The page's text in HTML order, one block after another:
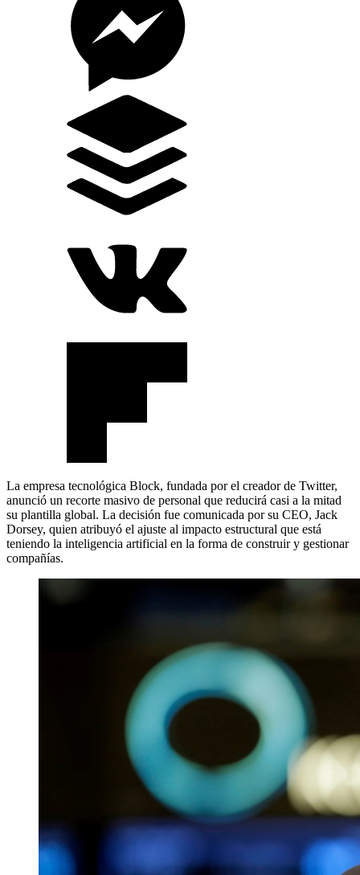
La empresa tecnológica Block, fundada por el creador de Twitter,
anunció un recorte masivo de personal que reducirá casi a la mitad
su plantilla global. La decisión fue comunicada por su CEO, Jack
Dorsey, quien atribuyó el ajuste al impacto estructural que está
teniendo la inteligencia artificial en la forma de construir y gestionar
compañías.